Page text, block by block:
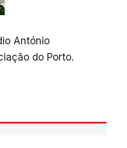
António
do Porto.